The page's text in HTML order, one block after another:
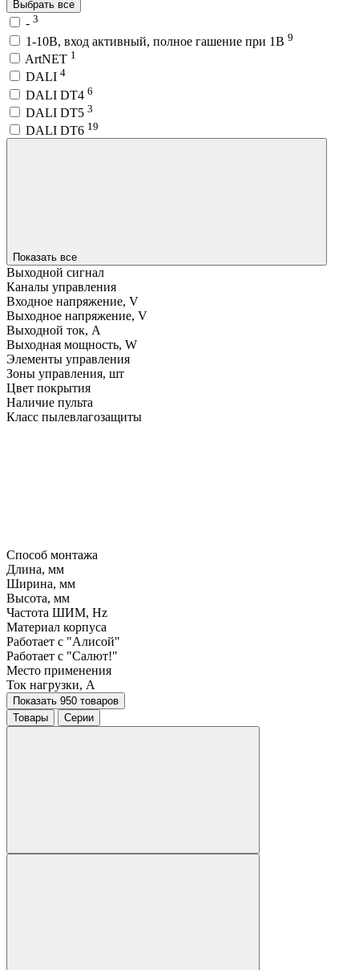
Выбрать все
- 3
1-10В, вход активный, полное гашение при 1В 9
ArtNET 1
DALI 4
DALI DT4 6
DALI DT5 3
DALI DT6 19
Показать все
Выходной сигнал
Каналы управления
Входное напряжение, V
Выходное напряжение, V
Выходной ток, A
Выходная мощность, W
Элементы управления
Зоны управления, шт
Цвет покрытия
Наличие пульта
Класс пылевлагозащиты
Способ монтажа
Длина, мм
Ширина, мм
Высота, мм
Частота ШИМ, Hz
Материал корпуса
Работает с "Алисой"
Работает с "Салют!"
Место применения
Ток нагрузки, A
Показать 950 товаров
Товары
Серии